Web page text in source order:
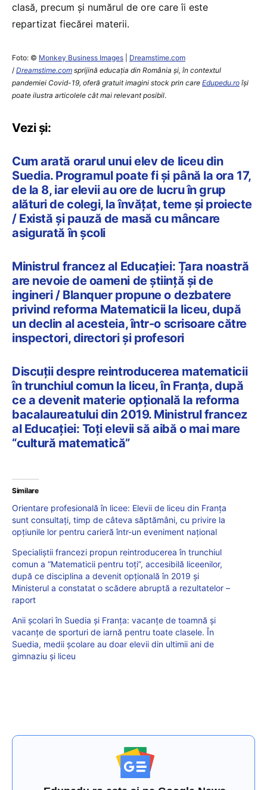
clasă, precum și numărul de ore care îi este
repartizat fiecărei materii.
Foto: © Monkey Business Images
Dreamstime.com
/ Dreamstime.com sprijină educaţia din România şi, în contextul
pandemiei Covid-19, oferă gratuit imagini stock prin care Edupedu.ro îşi
poate ilustra articolele cât mai relevant posibil.
Vezi și:
Cum arată orarul unui elev de liceu din
Suedia. Programul poate fi și până la ora 17,
de la 8, iar elevii au ore de lucru în grup
alături de colegi, la învățat, teme și proiecte
/ Există și pauză de masă cu mâncare
asigurată în școli
Ministrul francez al Educației: Țara noastră
are nevoie de oameni de știință și de
ingineri / Blanquer propune o dezbatere
privind reforma Matematicii la liceu, după
un declin al acesteia, într-o scrisoare către
inspectori, directori și profesori
Discuții despre reintroducerea matematicii
în trunchiul comun la liceu, în Franța, după
ce a devenit materie opțională la reforma
bacalaureatului din 2019. Ministrul francez
al Educației: Toți elevii să aibă o mai mare
“cultură matematică”
Similare
Orientare profesională în licee: Elevii de liceu din Franța
sunt consultați, timp de câteva săptămâni, cu privire la
opțiunile lor pentru carieră într-un eveniment național
Specialiștii francezi propun reintroducerea în trunchiul
comun a “Matematicii pentru toți”, accesibilă liceenilor,
după ce disciplina a devenit opțională în 2019 și
Ministerul a constatat o scădere abruptă a rezultatelor –
raport
Anii școlari în Suedia și Franța: vacanțe de toamnă și
vacanțe de sporturi de iarnă pentru toate clasele. În
Suedia, medii școlare au doar elevii din ultimii ani de
gimnaziu și liceu